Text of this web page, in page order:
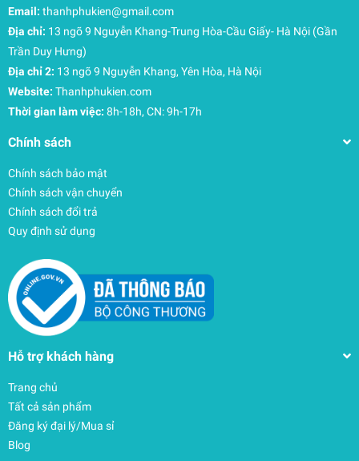
Email: thanhphukien@gmail.com
Địa chỉ: 13 ngõ 9 Nguyễn Khang-Trung Hòa-Cầu Giấy- Hà Nội (Gần
Trần Duy Hưng)
Địa chỉ 2: 13 ngõ 9 Nguyễn Khang, Yên Hòa, Hà Nội
Website: Thanhphukien.com
Thời gian làm việc: 8h-18h, CN: 9h-17h
Chính sách
Chính sách bảo mật
Chính sách vận chuyển
Chính sách đổi trả
Quy định sử dụng
Hỗ trợ khách hàng
Trang chủ
Tất cả sản phẩm
Đăng ký đại lý/Mua sỉ
Blog